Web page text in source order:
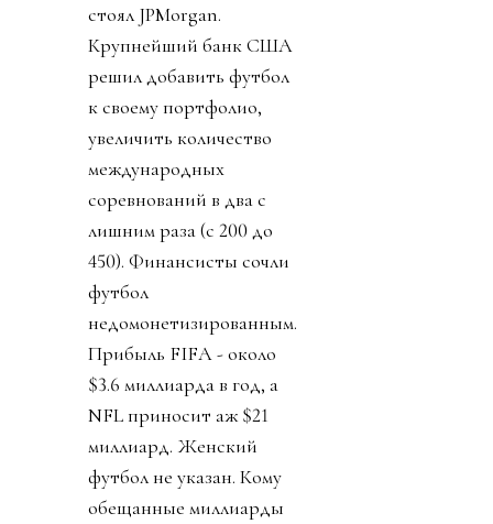
стоял JPMorgan.
Крупнейший банк США
решил добавить футбол
к своему портфолио,
увеличить количество
международных
соревнований в два с
лишним раза (с 200 до
450). Финансисты сочли
футбол
недомонетизированным.
Прибыль FIFA - около
$3.6 миллиарда в год, а
NFL приносит аж $21
миллиард. Женский
футбол не указан. Кому
обещанные миллиарды